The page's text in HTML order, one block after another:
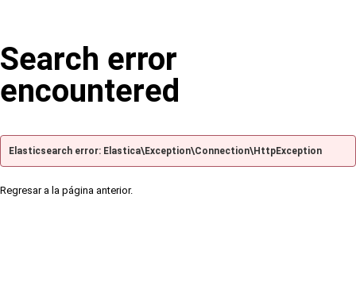
Search error
encountered
Elasticsearch error: Elastica\Exception\Connection\HttpException
Regresar a la página anterior.